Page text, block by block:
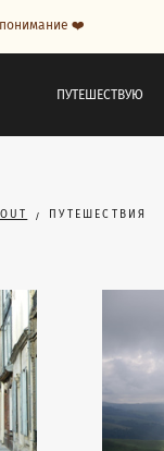
ПУТЕШЕСТВУЮ
ПУТЕШЕСТВИЯ
❤️